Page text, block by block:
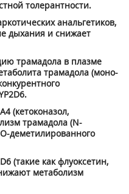
толерантности.
анальгетиков,
дыхания и снижает
трамадола в плазме
трамадола (моно-
(кетоконазол,
трамадола (N-
деметилированного
(такие как флуоксетин,
метаболизм